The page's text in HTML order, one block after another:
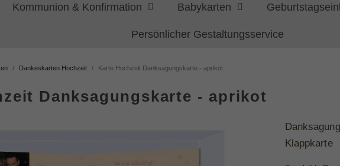
Kommunion & Konfirmation Babykarten
Persönlicher Gestaltungsservice
Dankeskarten Hochzeit Karte Hochzeit Danksagungskarte - aprikot
Danksagungskarte - aprikot
Klappkarte